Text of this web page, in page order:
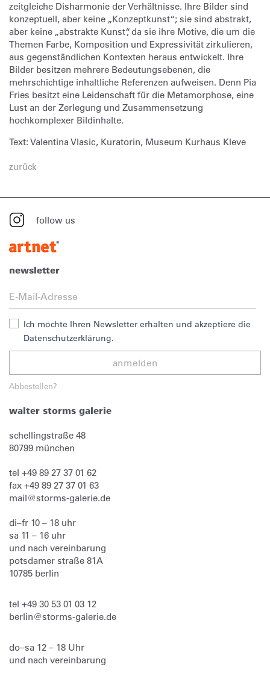
zeitgleiche Disharmonie der Verhältnisse. Ihre Bilder sind
konzeptuell, aber keine „Konzeptkunst“; sie sind abstrakt,
aber keine „abstrakte Kunst“, da sie ihre Motive, die um die
Themen Farbe, Komposition und Expressivität zirkulieren,
aus gegenständlichen Kontexten heraus entwickelt. Ihre
Bilder besitzen mehrere Bedeutungsebenen, die
mehrschichtige inhaltliche Referenzen aufweisen. Denn Pia
Fries besitzt eine Leidenschaft für die Metamorphose, eine
Lust an der Zerlegung und Zusammensetzung
hochkomplexer Bildinhalte.
Text: Valentina Vlasic, Kuratorin, Museum Kurhaus Kleve
zurück
follow us
newsletter
Ich möchte Ihren Newsletter erhalten und akzeptiere die
Datenschutzerklärung.
anmelden
Abbestellen?
walter storms galerie
schellingstraße 48
80799 münchen
tel +49 89 27 37 01 62
fax +49 89 27 37 01 63
mail@storms-galerie.de
di–fr 10 – 18 uhr
sa 11 – 16 uhr
und nach vereinbarung
potsdamer straße 81A
10785 berlin
tel +49 30 53 01 03 12
berlin@storms-galerie.de
do–sa 12 – 18 Uhr
und nach vereinbarung